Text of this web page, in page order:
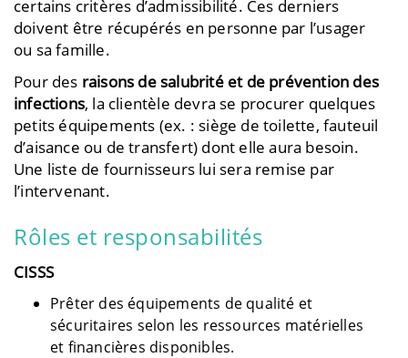
certains critères d’admissibilité. Ces derniers
doivent être récupérés en personne par l’usager
ou sa famille.
Pour des raisons de salubrité et de prévention des
infections, la clientèle devra se procurer quelques
petits équipements (ex. : siège de toilette, fauteuil
d’aisance ou de transfert) dont elle aura besoin.
Une liste de fournisseurs lui sera remise par
l’intervenant.
Rôles et responsabilités
CISSS
Prêter des équipements de qualité et
sécuritaires selon les ressources matérielles
et financières disponibles.